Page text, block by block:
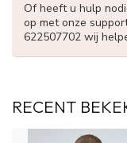
Of heeft u hulp
op met onze
622507702 wij
RECENT